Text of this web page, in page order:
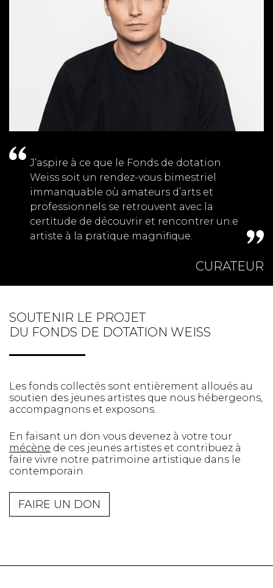
J’aspire à ce que le Fonds de dotation
Weiss soit un rendez-vous bimestriel
immanquable où amateurs d’arts et
professionnels se retrouvent avec la
certitude de découvrir et rencontrer un.e
artiste à la pratique magnifique.
CURATEUR
SOUTENIR LE PROJET
DU FONDS DE DOTATION WEISS
Les fonds collectés sont entièrement alloués au
soutien des jeunes artistes que nous hébergeons,
accompagnons et exposons.
En faisant un don vous devenez à votre tour
mécène de ces jeunes artistes et contribuez à
faire vivre notre patrimoine artistique dans le
contemporain.
FAIRE UN DON